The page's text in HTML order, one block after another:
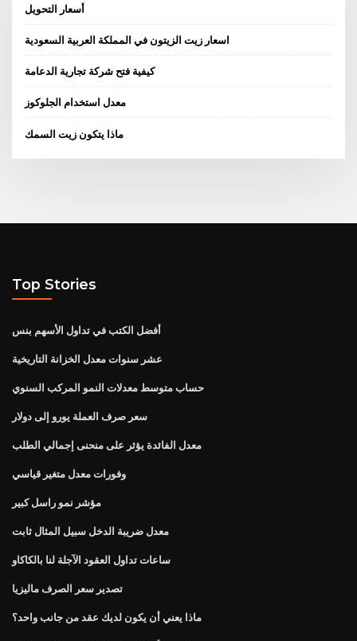
أسعار التحويل
اسعار زيت الزيتون في المملكة العربية السعودية
كيفية فتح شركة تجارية الدعامة
معدل استخدام الجلوكوز
ماذا يتكون زيت السمك
Top Stories
أفضل الكتب في تداول الأسهم بنس
عشر سنوات معدل الخزانة التاريخية
حساب متوسط ​​معدلات النمو المركب السنوي
سعر صرف العملة يورو إلى دولار
معدل الفائدة يؤثر على منحنى إجمالي الطلب
وفورات معدل متغير قياسي
مؤشر نمو راسل كبير
معدل ضريبة الدخل سبيل المثال ثابت
ساعات تداول العقود الآجلة لنا بالكاكاو
تصدير سعر الصرف ماليزيا
ماذا يعني أن يكون لديك عقد من جانب واحد؟